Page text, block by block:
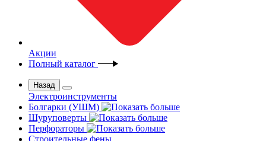
Акции
Полный каталог
Назад
Электроинструменты
Болгарки (УШМ)
Шуруповерты
Перфораторы
Строительные фены